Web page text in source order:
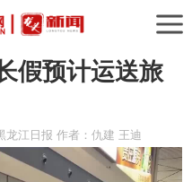
假预计运送旅
龙江日报 作者：仇建 王迪